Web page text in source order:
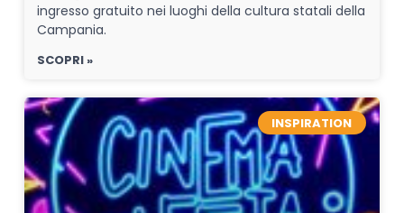
ingresso gratuito nei luoghi della cultura statali della
Campania.
SCOPRI »
INSPIRATION